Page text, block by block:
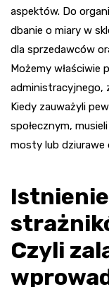
aspektów. Do
dbanie o miary w
dla sprzedawców
Możemy właściwie
administracyjnego,
Kiedy zauważyli
społecznym,
mosty lub dziurawe
Czyli